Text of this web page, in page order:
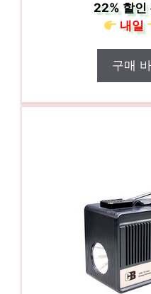
22%할인
내일
구매